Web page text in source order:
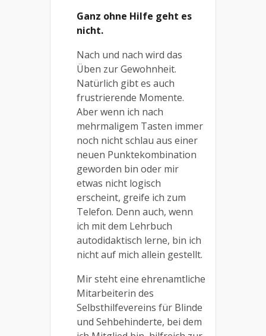
Ganz ohne Hilfe geht es
nicht.
Nach und nach wird das
Üben zur Gewohnheit.
Natürlich gibt es auch
frustrierende Momente.
Aber wenn ich nach
mehrmaligem Tasten immer
noch nicht schlau aus einer
neuen Punktekombination
geworden bin oder mir
etwas nicht logisch
erscheint, greife ich zum
Telefon. Denn auch, wenn
ich mit dem Lehrbuch
autodidaktisch lerne, bin ich
nicht auf mich allein gestellt.
Mir steht eine ehrenamtliche
Mitarbeiterin des
Selbsthilfevereins für Blinde
und Sehbehinderte, bei dem